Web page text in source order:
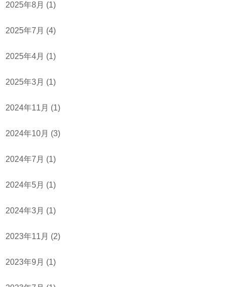
2025年8月 (1)
2025年7月 (4)
2025年4月 (1)
2025年3月 (1)
2024年11月 (1)
2024年10月 (3)
2024年7月 (1)
2024年5月 (1)
2024年3月 (1)
2023年11月 (2)
2023年9月 (1)